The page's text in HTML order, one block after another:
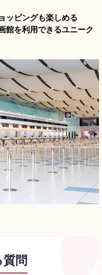
ッピングも楽しめる
館を利用できるユニーク
問